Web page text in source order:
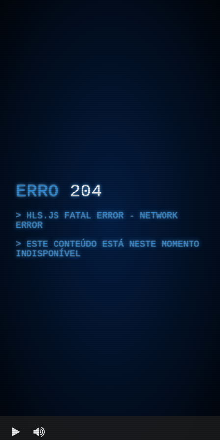
ERRO 204
HLS.JS FATAL ERROR - NETWORK
ERROR
ESTE CONTEÚDO ESTÁ NESTE MOMENTO
INDISPONÍVEL